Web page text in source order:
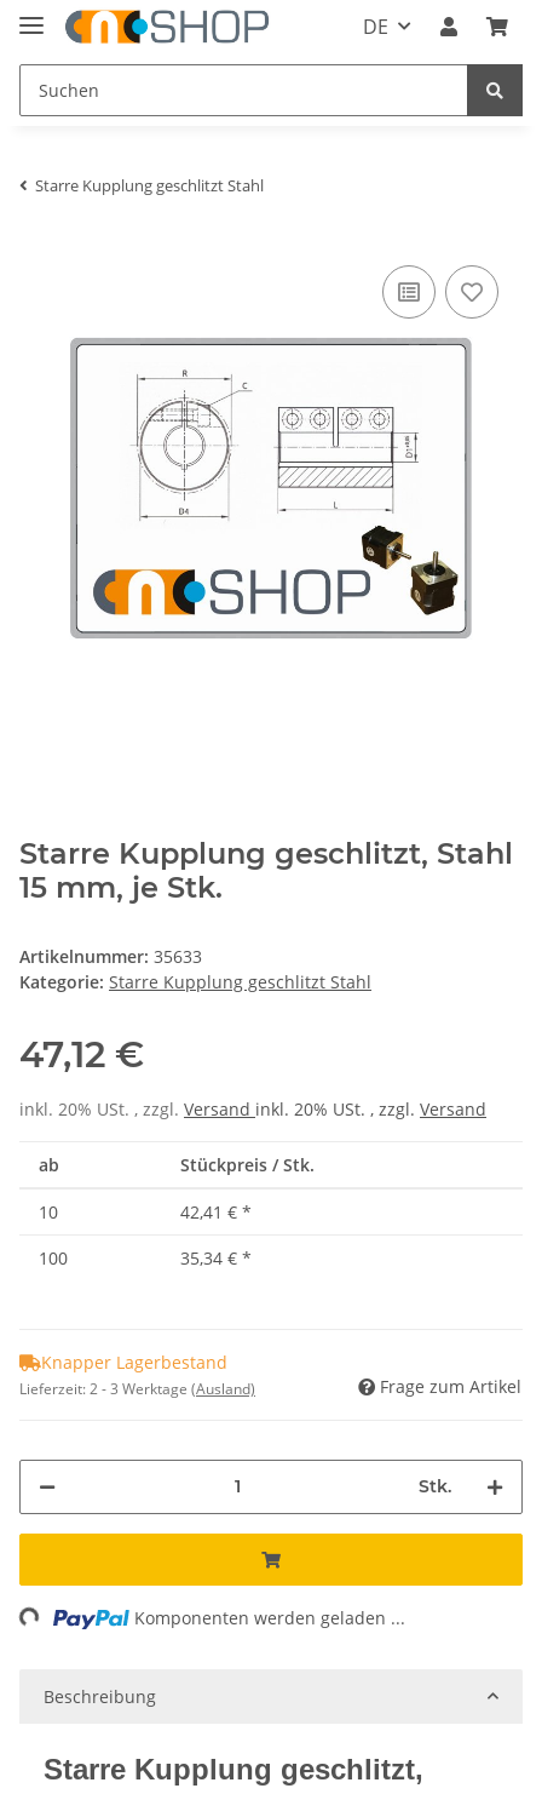
DE
Starre Kupplung geschlitzt Stahl
Starre Kupplung geschlitzt, Stahl
15 mm, je Stk.
Artikelnummer: 35633
Kategorie: Starre Kupplung geschlitzt Stahl
47,12 €
inkl. 20% USt. , zzgl. Versand inkl. 20% USt. , zzgl. Versand
ab Stückpreis / Stk.
10 42,41 € *
100
35,34 € *
Knapper Lagerbestand
Lieferzeit:2 - 3 Werktage (Ausland) Frage zum Artikel
Stk.
Komponenten werden geladen ...
Beschreibung
Starre Kupplung geschlitzt,